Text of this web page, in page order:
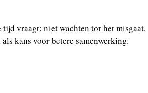
vraagt: niet wachten tot het misgaat,
kans voor betere samenwerking.